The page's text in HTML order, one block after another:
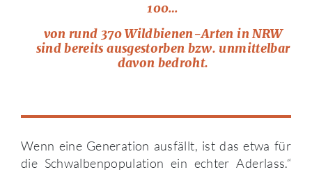
100…
von rund 370 Wildbienen-Arten in NRW
sind bereits ausgestorben bzw. unmittelbar
davon bedroht.
Wenn eine Generation ausfällt, ist das etwa für
die Schwalbenpopulation ein echter Aderlass.“